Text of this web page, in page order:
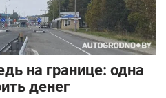
на границе: одна
денег